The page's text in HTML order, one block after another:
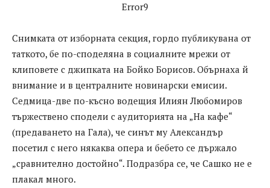
Error9
Снимката от изборната секция, гордо публикувана от
таткото, бе по-споделяна в социалните мрежи от
клиповете с джипката на Бойко Борисов. Обърнаха й
внимание и в централните новинарски емисии.
Седмица-две по-късно водещия Илиян Любомиров
тържествено сподели с аудиторията на „На кафе“
(предаването на Гала), че синът му Александър
посетил с него някаква опера и бебето се държало
„сравнително достойно“. Подразбра се, че Сашко не е
плакал много.